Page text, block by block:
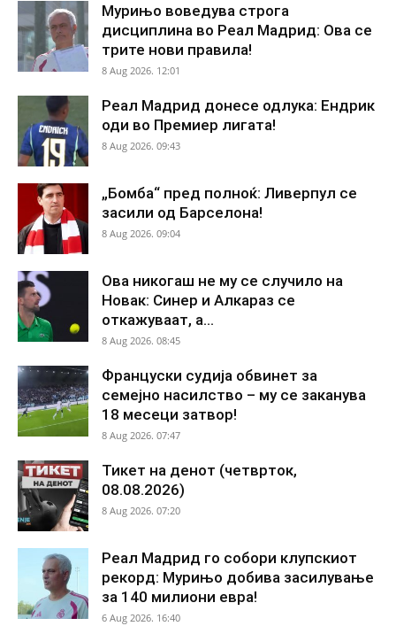
Мурињо воведува строга
дисциплина во Реал Мадрид: Ова се
трите нови правила!
8 Aug 2026. 12:01
Реал Мадрид донесе одлука: Ендрик
оди во Премиер лигата!
8 Aug 2026. 09:43
„Бомба“ пред полноќ: Ливерпул се
засили од Барселона!
8 Aug 2026. 09:04
Ова никогаш не му се случило на
Новак: Синер и Алкараз се
откажуваат, а...
8 Aug 2026. 08:45
Француски судија обвинет за
семејно насилство – му се заканува
18 месеци затвор!
8 Aug 2026. 07:47
Тикет на денот (четврток,
08.08.2026)
8 Aug 2026. 07:20
Реал Мадрид го собори клупскиот
рекорд: Мурињо добива засилување
за 140 милиони евра!
6 Aug 2026. 16:40